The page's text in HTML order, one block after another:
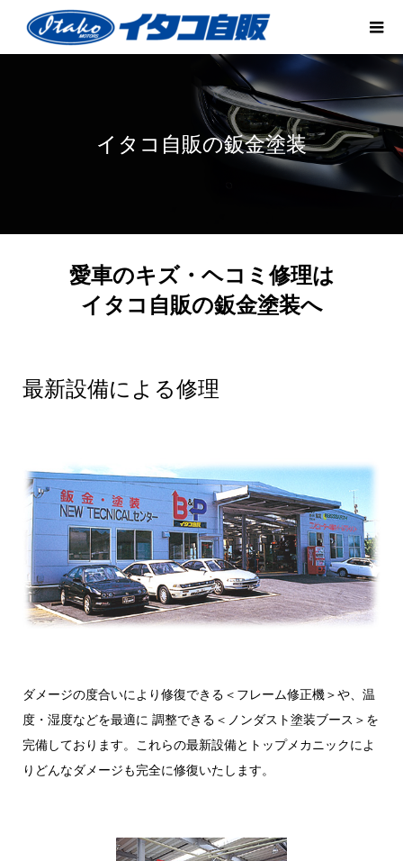
イタコ自販の鈑金塗装
愛車のキズ・ヘコミ修理は
イタコ自販の鈑金塗装へ
最新設備による修理
ダメージの度合いにより修復できる＜フレーム修正機＞や、温
度・湿度などを最適に 調整できる＜ノンダスト塗装ブース＞を
完備しております。これらの最新設備とトップメカニックによ
りどんなダメージも完全に修復いたします。